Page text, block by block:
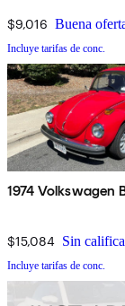
$9,016 Buena
Incluye tarifas de conc.
1974 Volkswagen
$15,084 Sin
Incluye tarifas de conc.